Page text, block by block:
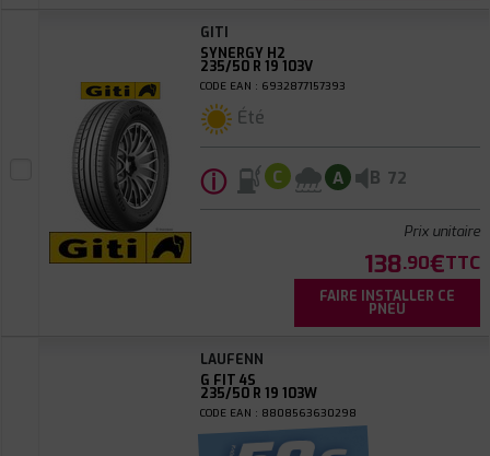
GITI
SYNERGY H2
235/50 R 19 103V
CODE EAN : 6932877157393
Été
ⓘ C A B 72
Prix unitaire
138.90€TTC
FAIRE INSTALLER CE
PNEU
LAUFENN
G FIT 4S
235/50 R 19 103W
CODE EAN : 8808563630298